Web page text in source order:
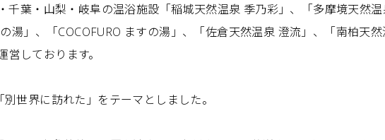
千葉・山梨・岐阜の温浴施設「稲城天然温泉 季乃彩」、「多摩境天然
湯」、「COCOFURO ますの湯」、「佐倉天然温泉 澄流」、「南柏天
しております。
世界に訪れた」をテーマとしました。